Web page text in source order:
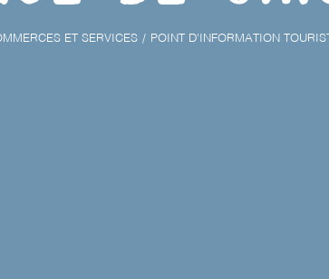
ET SERVICES POINT D'INFORMATION